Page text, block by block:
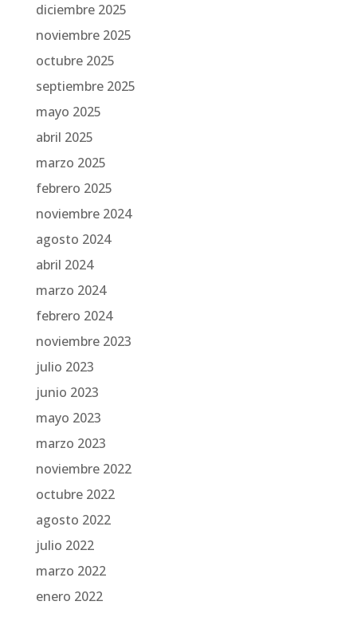
diciembre 2025
noviembre 2025
octubre 2025
septiembre 2025
mayo 2025
abril 2025
marzo 2025
febrero 2025
noviembre 2024
agosto 2024
abril 2024
marzo 2024
febrero 2024
noviembre 2023
julio 2023
junio 2023
mayo 2023
marzo 2023
noviembre 2022
octubre 2022
agosto 2022
julio 2022
marzo 2022
enero 2022